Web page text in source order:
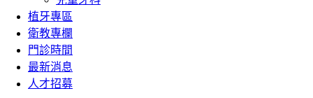
植牙專區
衛教專欄
門診時間
最新消息
人才招募